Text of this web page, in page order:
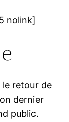
nolink]
le retour de
dernier
public.